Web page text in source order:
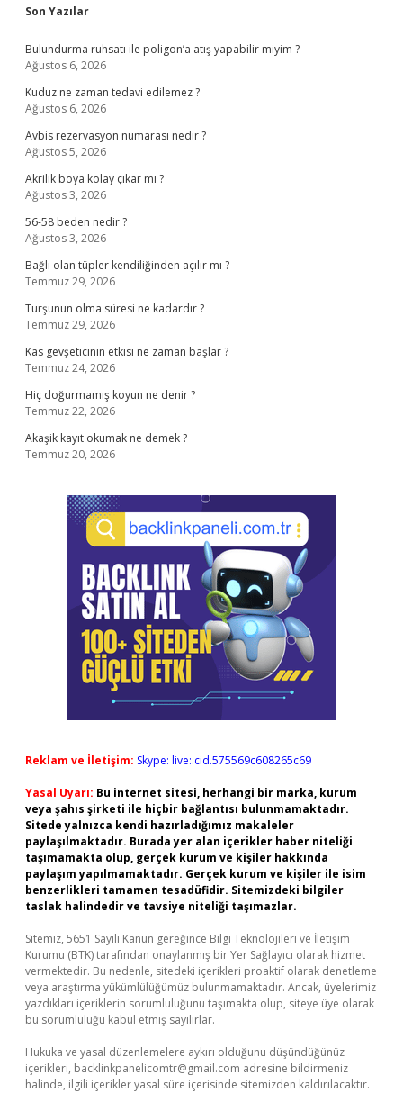
Sidebar
Son Yazılar
Bulundurma ruhsatı ile poligon’a atış yapabilir miyim ?
Ağustos 6, 2026
Kuduz ne zaman tedavi edilemez ?
Ağustos 6, 2026
Avbis rezervasyon numarası nedir ?
Ağustos 5, 2026
Akrilik boya kolay çıkar mı ?
Ağustos 3, 2026
56-58 beden nedir ?
Ağustos 3, 2026
Bağlı olan tüpler kendiliğinden açılır mı ?
Temmuz 29, 2026
Turşunun olma süresi ne kadardır ?
Temmuz 29, 2026
Kas gevşeticinin etkisi ne zaman başlar ?
Temmuz 24, 2026
Hiç doğurmamış koyun ne denir ?
Temmuz 22, 2026
Akaşik kayıt okumak ne demek ?
Temmuz 20, 2026
Reklam ve İletişim: Skype: live:.cid.575569c608265c69
Yasal Uyarı: Bu internet sitesi, herhangi bir marka, kurum
veya şahıs şirketi ile hiçbir bağlantısı bulunmamaktadır.
Sitede yalnızca kendi hazırladığımız makaleler
paylaşılmaktadır. Burada yer alan içerikler haber niteliği
taşımamakta olup, gerçek kurum ve kişiler hakkında
paylaşım yapılmamaktadır. Gerçek kurum ve kişiler ile isim
benzerlikleri tamamen tesadüfidir. Sitemizdeki bilgiler
taslak halindedir ve tavsiye niteliği taşımazlar.
Sitemiz, 5651 Sayılı Kanun gereğince Bilgi Teknolojileri ve İletişim
Kurumu (BTK) tarafından onaylanmış bir Yer Sağlayıcı olarak hizmet
vermektedir. Bu nedenle, sitedeki içerikleri proaktif olarak denetleme
veya araştırma yükümlülüğümüz bulunmamaktadır. Ancak, üyelerimiz
yazdıkları içeriklerin sorumluluğunu taşımakta olup, siteye üye olarak
bu sorumluluğu kabul etmiş sayılırlar.
Hukuka ve yasal düzenlemelere aykırı olduğunu düşündüğünüz
içerikleri, backlinkpanelicomtr@gmail.com adresine bildirmeniz
halinde, ilgili içerikler yasal süre içerisinde sitemizden kaldırılacaktır.